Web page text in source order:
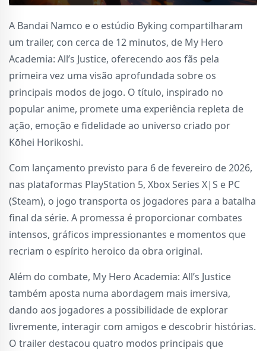
A Bandai Namco e o estúdio Byking compartilharam
um trailer, con cerca de 12 minutos, de My Hero
Academia: All’s Justice, oferecendo aos fãs pela
primeira vez uma visão aprofundada sobre os
principais modos de jogo. O título, inspirado no
popular anime, promete uma experiência repleta de
ação, emoção e fidelidade ao universo criado por
Kōhei Horikoshi.
Com lançamento previsto para 6 de fevereiro de 2026,
nas plataformas PlayStation 5, Xbox Series X|S e PC
(Steam), o jogo transporta os jogadores para a batalha
final da série. A promessa é proporcionar combates
intensos, gráficos impressionantes e momentos que
recriam o espírito heroico da obra original.
Além do combate, My Hero Academia: All’s Justice
também aposta numa abordagem mais imersiva,
dando aos jogadores a possibilidade de explorar
livremente, interagir com amigos e descobrir histórias.
O trailer destacou quatro modos principais que